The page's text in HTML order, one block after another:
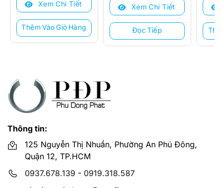
25.753.000 ₫.
20.602.000 ₫.
Xem Chi Tiết
Thêm Vào Giỏ Hàng
Xem Chi Tiết
Đọc Tiếp
Thông tin:
125 Nguyễn Thị Nhuần, Phường An Phú Đông,
Quận 12, TP.HCM
0937.678.139 - 0919.318.587